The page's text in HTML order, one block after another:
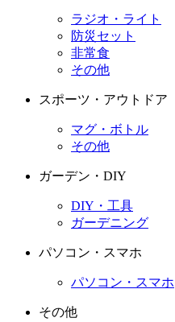
ラジオ・ライト
防災セット
非常食
その他
スポーツ・アウトドア
マグ・ボトル
その他
ガーデン・DIY
DIY・工具
ガーデニング
パソコン・スマホ
パソコン・スマホ
その他